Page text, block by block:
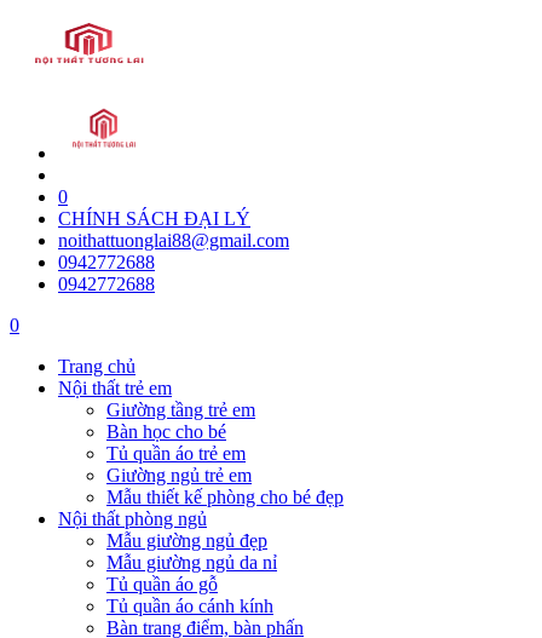
0
CHÍNH SÁCH ĐẠI LÝ
noithattuonglai88@gmail.com
0942772688
0942772688
0
Trang chủ
Nội thất trẻ em
Giường tầng trẻ em
Bàn học cho bé
Tủ quần áo trẻ em
Giường ngủ trẻ em
Mẫu thiết kế phòng cho bé đẹp
Nội thất phòng ngủ
Mẫu giường ngủ đẹp
Mẫu giường ngủ da nỉ
Tủ quần áo gỗ
Tủ quần áo cánh kính
Bàn trang điểm, bàn phấn